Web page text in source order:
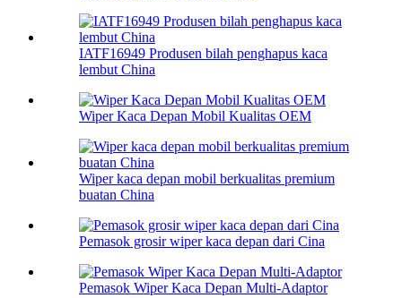
IATF16949 Produsen bilah penghapus kaca
lembut China
Wiper Kaca Depan Mobil Kualitas OEM
Wiper kaca depan mobil berkualitas premium
buatan China
Pemasok grosir wiper kaca depan dari Cina
Pemasok Wiper Kaca Depan Multi-Adaptor